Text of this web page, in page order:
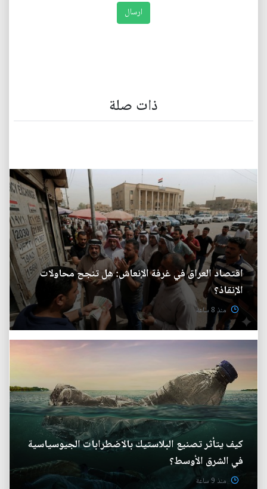
ذات صلة
اقتصاد العراق في غرفة الإنعاش: هل تنجح محاولات
الإنقاذ؟
منذ 8 ساعة
كيف يتأثر تصنيع البلاستيك بالاضطرابات الجيوسياسية
في الشرق الأوسط؟
منذ 9 ساعة